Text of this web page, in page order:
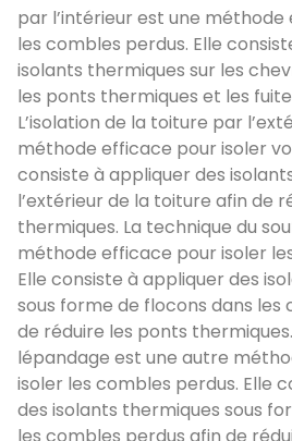
par l’intérieur est une
les combles perdus. Elle
isolants thermiques sur les
les ponts thermiques et les
L’isolation de la toiture par
méthode efficace pour isoler
consiste à appliquer des
l’extérieur de la toiture afin de
thermiques. La technique du
méthode efficace pour isoler
Elle consiste à appliquer des
sous forme de flocons dans les
de réduire les ponts
lépandage est une autre
isoler les combles perdus. Elle
des isolants thermiques sous
les combles perdus afin de